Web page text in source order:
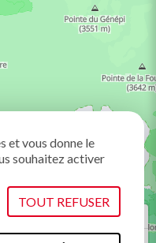
et vous donne le
souhaitez activer
TOUT REFUSER